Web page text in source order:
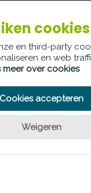
Over ons
Adverteren
Contact
cookies
en third-party
en web
meer over cookies
Cookies accepteren
Weigeren